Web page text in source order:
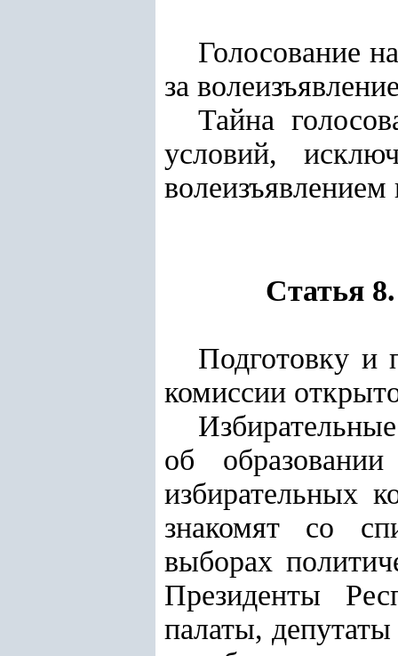
Голосование
за
Тайна
условий,
волеизъявлением
Статья
Подготовку и
комиссии
об
избирательных
знакомят со
выборах
Президенты
палаты,